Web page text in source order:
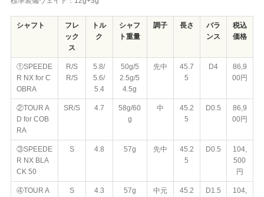
シャフト
フレ
ック
ス
トル
ク
シャフ
ト重量
調子 長さ
バラ
ンス
税込
価格
①SPEEDE
R NX for C
OBRA
R/S
R/S
5.8/
5.6/
5.4
50g/5
2.5g/5
4.5g
先中
45.7
5
D4
86,9
00円
②TOUR A
D for COB
RA
SR/S 4.7
58g/60
g
中
45.2
5
D0.5
86,9
00円
③SPEEDE
R NX BLA
CK 50
S 4.8 57g 先中
45.2
5
D0.5
104,
500
円
④TOUR A
S 4.3 57g 中元
45.2
D1.5
104,